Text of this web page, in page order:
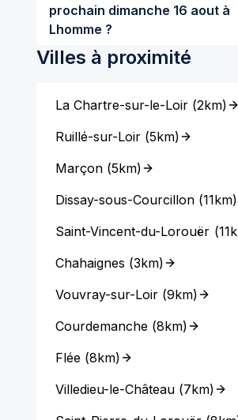
prochain dimanche 16 aout à
Lhomme ?
Villes à proximité
La Chartre-sur-le-Loir(2km)
Ruillé-sur-Loir(5km)
Marçon(5km)
Dissay-sous-Courcillon(11km)
Saint-Vincent-du-Lorouër (
Chahaignes (3km)
Vouvray-sur-Loir(9km)
Courdemanche(8km)
Flée(8km)
Villedieu-le-Château(7km)